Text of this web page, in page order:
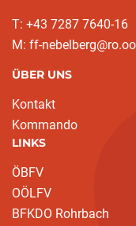
T: +43 7287 7640-16
M: ff-
ÜBER UNS
Kontakt
Kommando
LINKS
ÖBFV
OÖLFV
BFKDO Rohrbach